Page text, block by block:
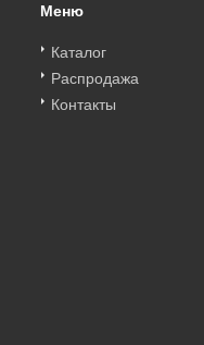
Меню
Каталог
Распродажа
Контакты